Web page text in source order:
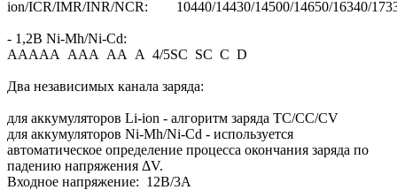
ion/ICR/IMR/INR/NCR: 10440/14430/14500/14650/16340/
- 1,2В Ni-Mh/Ni-Cd:
ААААА ААА АА А 4/5SC SC С D
Два независимых канала заряда:
для аккумуляторов Li-ion - алгоритм заряда TC/CC/CV
для аккумуляторов Ni-Mh/Ni-Cd - используется
автоматическое определение процесса окончания заряда по
падению напряжения ΔV.
Входное напряжение: 12В/3A